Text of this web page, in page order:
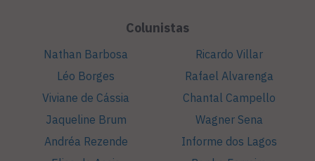
Colunistas
Nathan Barbosa
Léo Borges
Viviane de Cássia
Jaqueline Brum
Andréa Rezende
Ricardo Villar
Rafael Alvarenga
Chantal Campello
Wagner Sena
Informe dos Lagos